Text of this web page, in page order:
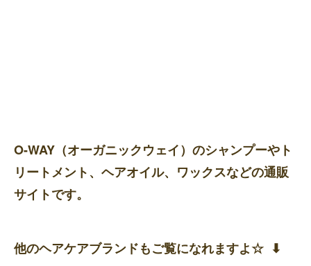
O-WAY（オーガニックウェイ）のシャンプーやト
リートメント、ヘアオイル、ワックスなどの通販
サイトです。
他のヘアケアブランドもご覧になれますよ☆ ⬇︎